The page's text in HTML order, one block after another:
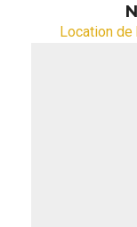
Location de